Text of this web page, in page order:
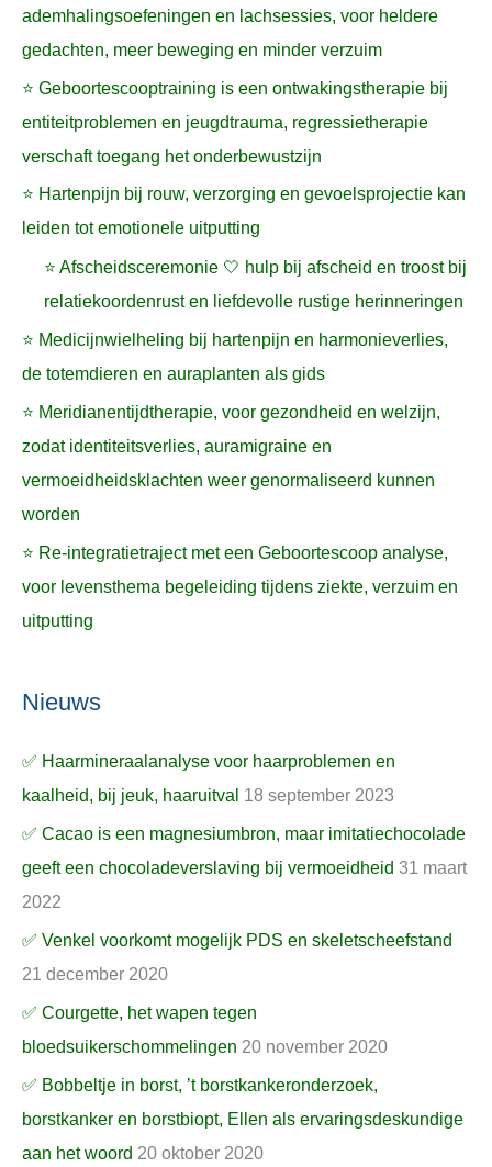
ademhalingsoefeningen en lachsessies, voor heldere
gedachten, meer beweging en minder verzuim
⭐ Geboortescooptraining is een ontwakingstherapie bij
entiteitproblemen en jeugdtrauma, regressietherapie
verschaft toegang het onderbewustzijn
⭐ Hartenpijn bij rouw, verzorging en gevoelsprojectie kan
leiden tot emotionele uitputting
⭐ Afscheidsceremonie 🤍 hulp bij afscheid en troost bij
relatiekoordenrust en liefdevolle rustige herinneringen
⭐ Medicijnwielheling bij hartenpijn en harmonieverlies,
de totemdieren en auraplanten als gids
⭐ Meridianentijdtherapie, voor gezondheid en welzijn,
zodat identiteitsverlies, auramigraine en
vermoeidheidsklachten weer genormaliseerd kunnen
worden
⭐ Re-integratietraject met een Geboortescoop analyse,
voor levensthema begeleiding tijdens ziekte, verzuim en
uitputting
Nieuws
✅ Haarmineraalanalyse voor haarproblemen en
kaalheid, bij jeuk, haaruitval 18 september 2023
✅ Cacao is een magnesiumbron, maar imitatiechocolade
geeft een chocoladeverslaving bij vermoeidheid 31 maart
2022
✅ Venkel voorkomt mogelijk PDS en skeletscheefstand
21 december 2020
✅ Courgette, het wapen tegen
bloedsuikerschommelingen 20 november 2020
✅ Bobbeltje in borst, ’t borstkankeronderzoek,
borstkanker en borstbiopt, Ellen als ervaringsdeskundige
aan het woord 20 oktober 2020